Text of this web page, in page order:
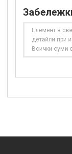
Елемент в
детайли при
Всички суми